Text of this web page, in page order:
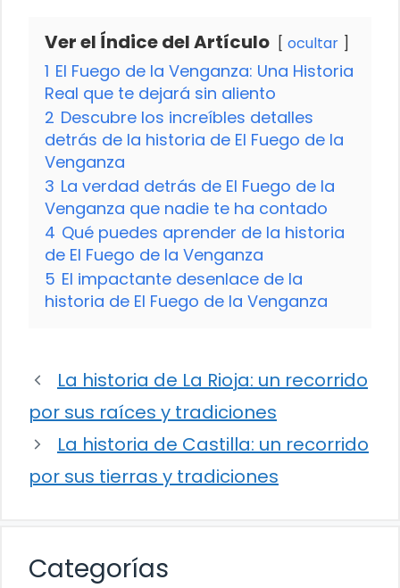
Ver el Índice del Artículo ocultar
1 El Fuego de la Venganza: Una Historia
Real que te dejará sin aliento
2 Descubre los increíbles detalles
detrás de la historia de El Fuego de la
Venganza
3 La verdad detrás de El Fuego de la
Venganza que nadie te ha contado
4 Qué puedes aprender de la historia
de El Fuego de la Venganza
5 El impactante desenlace de la
historia de El Fuego de la Venganza
La historia de La Rioja: un recorrido
por sus raíces y tradiciones
La historia de Castilla: un recorrido
por sus tierras y tradiciones
Categorías